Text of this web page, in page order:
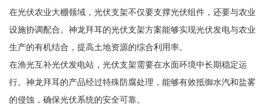
在光伏农业大棚领域，光伏支架不仅要支撑光伏组件，还要与农业
设施协调配合。神龙拜耳的光伏支架方案能够实现光伏发电与农业
生产的有机结合，提高土地资源的综合利用率。
在渔光互补光伏发电站，光伏支架需要在水面环境中长期稳定运
行。神龙拜耳的产品经过特殊防腐处理，能够有效抵御水汽和盐雾
的侵蚀，确保光伏系统的安全可靠。